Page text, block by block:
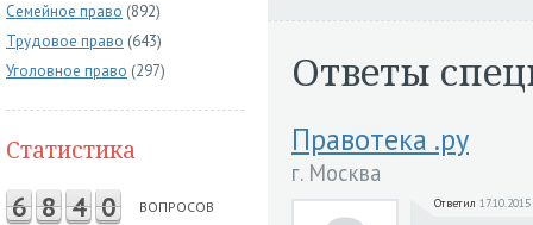
Семейное право (892)
Трудовое право (643)
Уголовное право (297)
Статистика
6 8 4 0 ВОПРОСОВ
Ответы
Правотека .ру
г. Москва
Ответил